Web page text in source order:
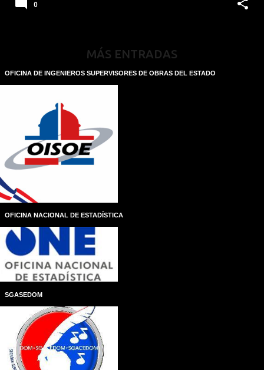
0
MÁS ENTRADAS
OFICINA DE INGENIEROS SUPERVISORES DE OBRAS DEL ESTADO
OFICINA NACIONAL DE ESTADÍSTICA
SGASEDOM